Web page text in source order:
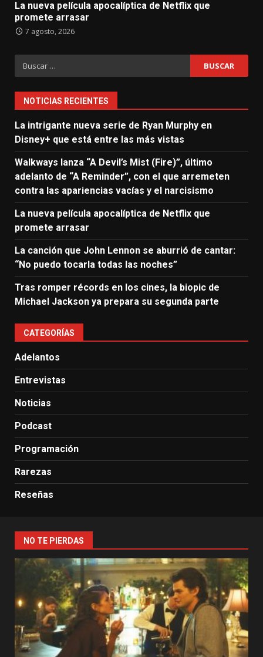
La nueva película apocalíptica de Netflix que
promete arrasar
7 agosto, 2026
Buscar:
NOTICIAS RECIENTES
La intrigante nueva serie de Ryan Murphy en
Disney+ que está entre las más vistas
Walkways lanza “A Devil’s Mist (Fire)”, último
adelanto de “A Reminder”, con el que arremeten
contra las apariencias vacías y el narcisismo
La nueva película apocalíptica de Netflix que
promete arrasar
La canción que John Lennon se aburrió de cantar:
“No puedo tocarla todas las noches”
Tras romper récords en los cines, la biopic de
Michael Jackson ya prepara su segunda parte
CATEGORÍAS
Adelantos
Entrevistas
Noticias
Podcast
Programación
Rarezas
Reseñas
NO TE PIERDAS